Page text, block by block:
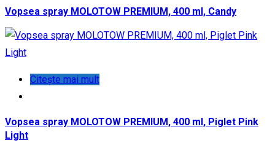
Vopsea spray MOLOTOW PREMIUM, 400 ml, Candy
Citește mai mult
Vopsea spray MOLOTOW PREMIUM, 400 ml, Piglet Pink
Light